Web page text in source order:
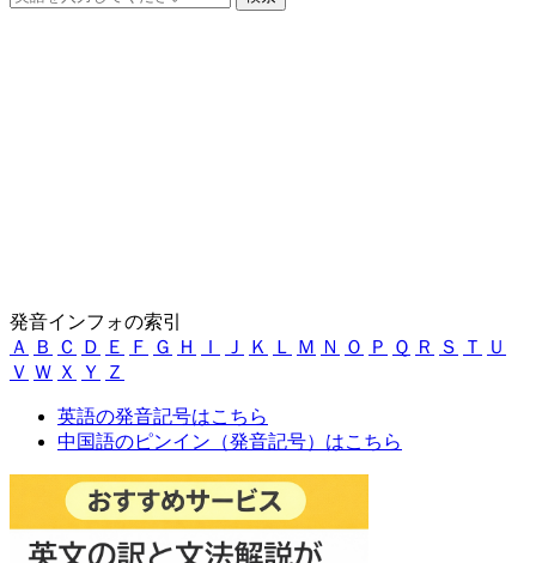
発音インフォの索引
Ａ
Ｂ Ｃ Ｄ Ｅ Ｆ Ｇ Ｈ Ｉ Ｊ Ｋ Ｌ Ｍ Ｎ Ｏ Ｐ Ｑ Ｒ Ｓ Ｔ
Ｕ
Ｖ Ｗ Ｘ Ｙ Ｚ
英語の発音記号はこちら
中国語のピンイン（発音記号）はこちら